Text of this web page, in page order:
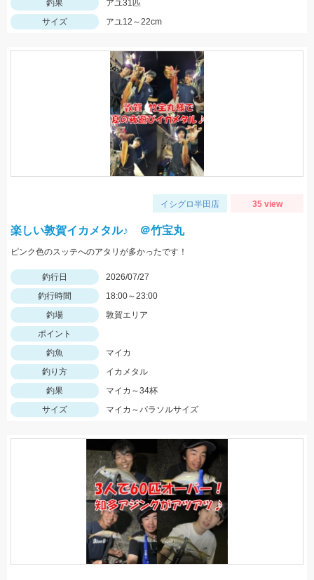
釣果
アユ31匹
サイズ
アユ12～22cm
イシグロ半田店 35 view
楽しい敦賀イカメタル♪ ＠竹宝丸
ピンク色のスッテへのアタリが多かったです！
釣行日
2026/07/27
釣行時間
18:00～23:00
釣場
敦賀エリア
ポイント
釣魚
マイカ
釣り方
イカメタル
釣果
マイカ～34杯
サイズ
マイカ～パラソルサイズ